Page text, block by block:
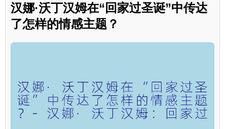
汉娜·沃丁汉姆在“回家过圣诞”中传达
了怎样的情感主题？